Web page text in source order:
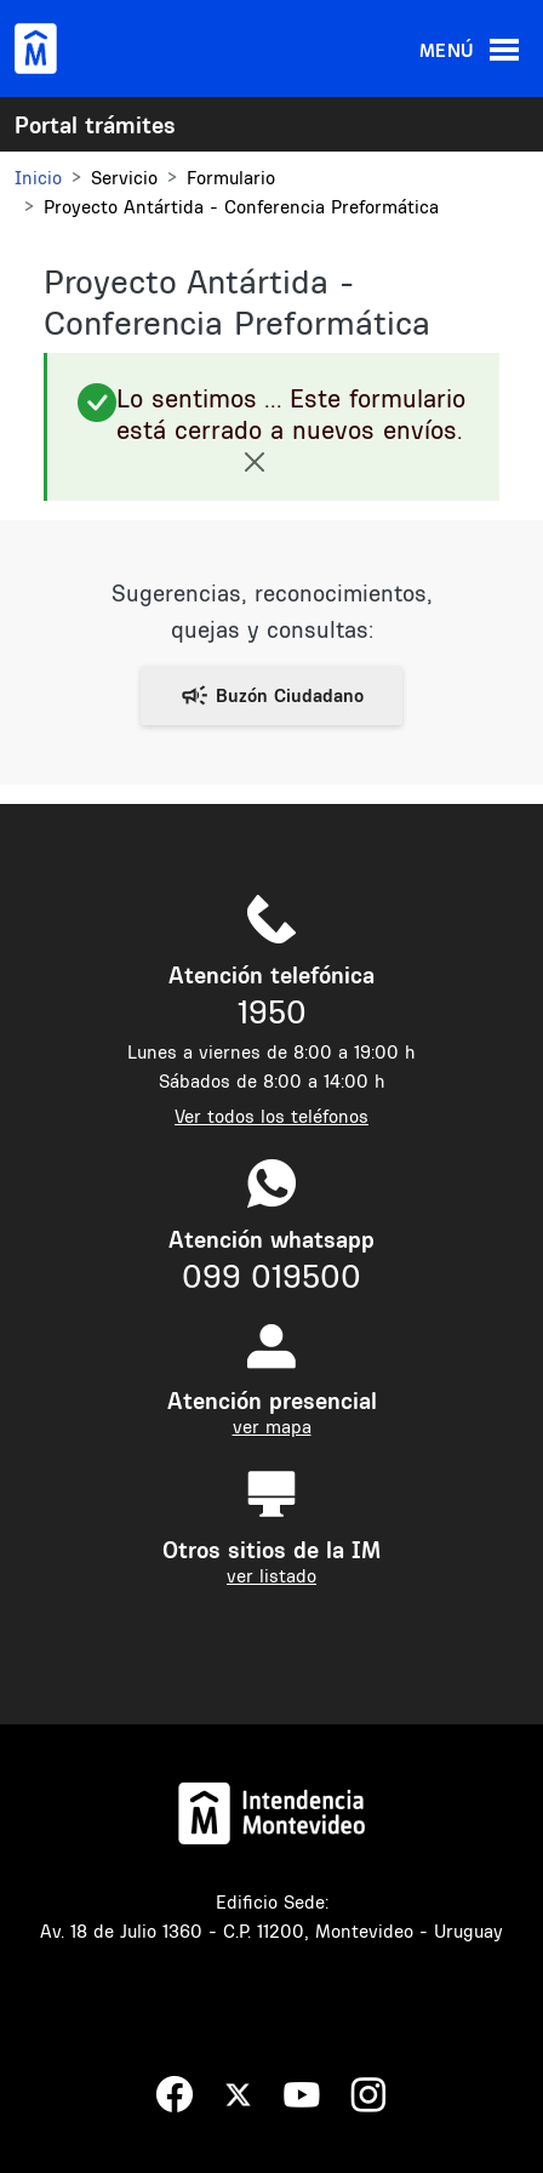
MENÚ
Portal trámites
Inicio Servicio
Formulario
Proyecto Antártida - Conferencia Preformática
Proyecto Antártida -
Conferencia Preformática
Lo sentimos ... Este formulario
está cerrado a nuevos envíos.
Sugerencias, reconocimientos,
quejas y consultas:
Atención telefónica
1950
Lunes a viernes de 8:00 a 19:00 h
Sábados de 8:00 a 14:00 h
Ver todos los teléfonos
Atención whatsapp
099 019500
Atención presencial
ver mapa
Otros sitios de la IM
ver listado
Edificio Sede:
Av. 18 de Julio 1360 - C.P. 11200, Montevideo - Uruguay